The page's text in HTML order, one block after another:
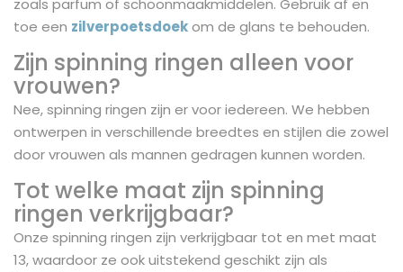
zoals parfum of schoonmaakmiddelen. Gebruik af en
toe een zilverpoetsdoekom de glans te behouden.
Zijn spinning ringen alleen voor
vrouwen?
Nee, spinning ringen zijn er voor iedereen. We hebben
ontwerpen in verschillende breedtes en stijlen die zowel
door vrouwen als mannen gedragen kunnen worden.
Tot welke maat zijn spinning
ringen verkrijgbaar?
Onze spinning ringen zijn verkrijgbaar tot en met maat
13, waardoor ze ook uitstekend geschikt zijn als